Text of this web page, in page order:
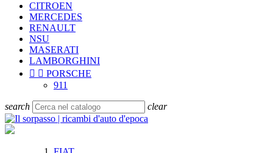
CITROEN
MERCEDES
RENAULT
NSU
MASERATI
LAMBORGHINI
  PORSCHE
911
search clear